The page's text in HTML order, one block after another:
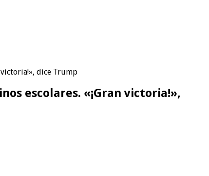
victoria!», dice Trump
escolares. «¡Gran victoria!»,